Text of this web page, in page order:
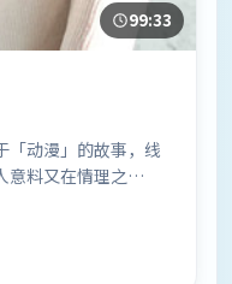
99:33
「动漫」的故事，线
意料又在情理之